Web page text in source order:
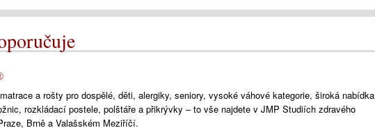
a rošty pro dospělé, děti, alergiky, seniory, vysoké váhové kategorie, široká nabídka
rozkládací postele, polštáře a přikrývky – to vše najdete v JMP Studiích zdravého
Brně a Valašském Meziříčí.